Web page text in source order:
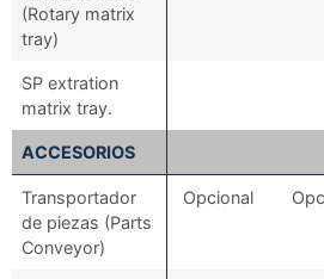
(Rotary matrix
tray)
SP extration
matrix tray.
ACCESORIOS
Transportador
de piezas (Parts
Conveyor)
Opcional